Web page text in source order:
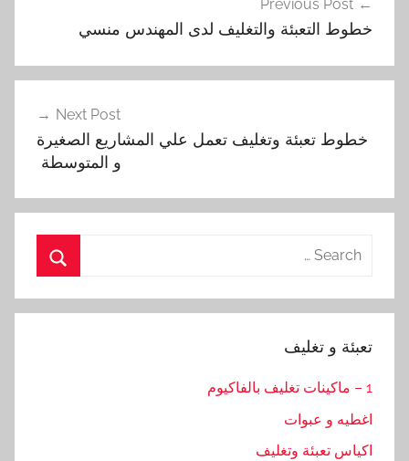
المقالات
Previous Post
خطوط التعبئة والتغليف لدى المهندس منسي
Next Post
خطوط تعبئة وتغليف تعمل علي المشاريع الصغيرة
و المتوسطة ‏
Search
تعبئة و تغليف
1 – ماكينات تغليف بالفاكيوم
اغطيه و عبوات
اكياس تعبئة وتغليف